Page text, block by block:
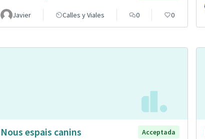
Javier Calles y Viales 0 0
Nous espais canins Acceptada